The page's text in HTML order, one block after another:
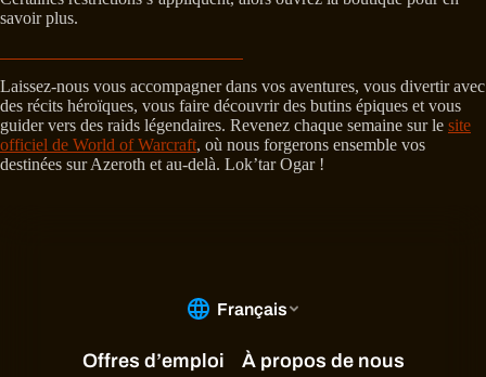
savoir plus.
Laissez-nous vous accompagner dans vos aventures, vous divertir avec
des récits héroïques, vous faire découvrir des butins épiques et vous
guider vers des raids légendaires. Revenez chaque semaine sur le site
officiel de World of Warcraft, où nous forgerons ensemble vos
destinées sur Azeroth et au-delà. Lok’tar Ogar !